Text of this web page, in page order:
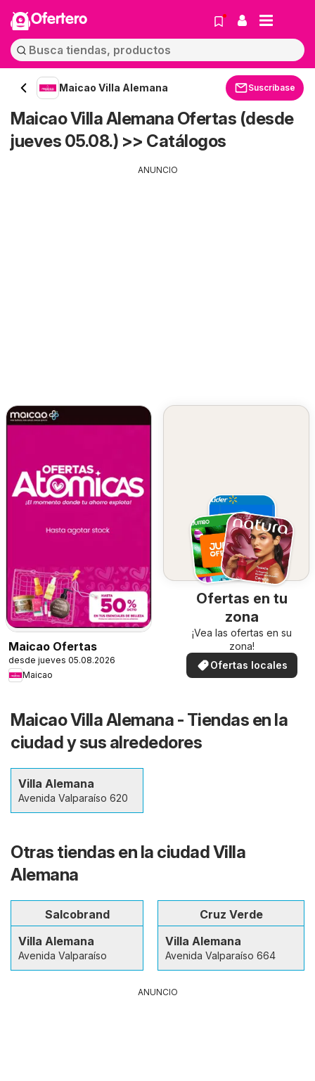
Ofertero
Maicao Villa Alemana Suscríbase
Maicao Villa Alemana Ofertas (desde
jueves 05.08.) >> Catálogos
ANUNCIO
Maicao Ofertas
desde jueves 05.08.2026
Maicao
Ofertas en tu
zona
¡Vea las ofertas en su
zona!
Ofertas locales
Maicao Villa Alemana - Tiendas en la
ciudad y sus alrededores
Villa Alemana
Avenida Valparaíso 620
Otras tiendas en la ciudad Villa
Alemana
Salcobrand
Villa Alemana
Avenida Valparaíso
Cruz Verde
Villa Alemana
Avenida Valparaíso 664
ANUNCIO